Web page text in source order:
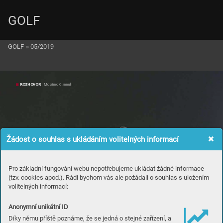
Žádost o souhlas s ukládáním volitelných informací
Pro základní fungování webu nepotřebujeme ukládat žádné informace
(tzv. cookies apod.). Rádi bychom vás ale požádali o souhlas s uložením
volitelných informací:
Anonymní unikátní ID
Díky němu příště poznáme, že se jedná o stejné zařízení, a
ROZHOVOR | Mossimo Giannulli
GOLF
GOLF » 05/2019